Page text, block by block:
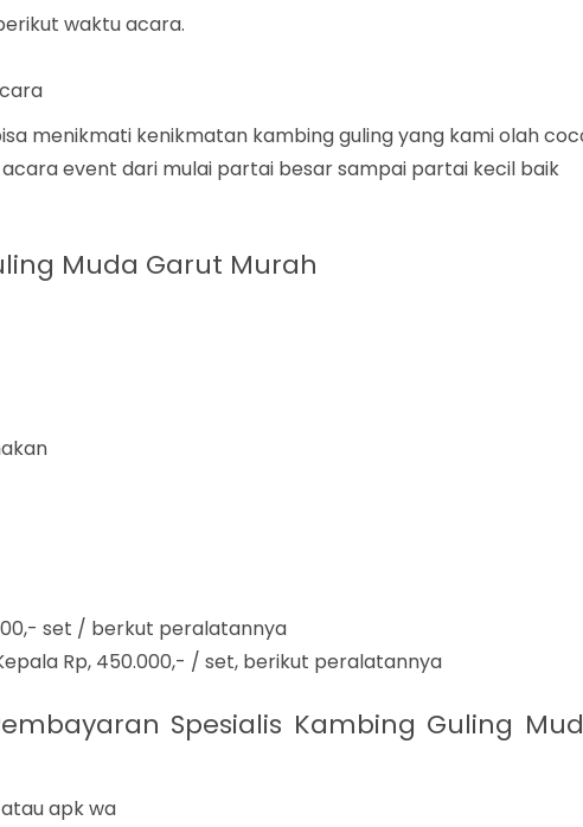
waktu acara.
menikmati kenikmatan kambing guling yang kami olah
event dari mulai partai besar sampai partai kecil baik
Muda Garut Murah
set / berkut peralatannya
Rp, 450.000,- / set, berikut peralatannya
Spesialis Kambing Guling
apk wa